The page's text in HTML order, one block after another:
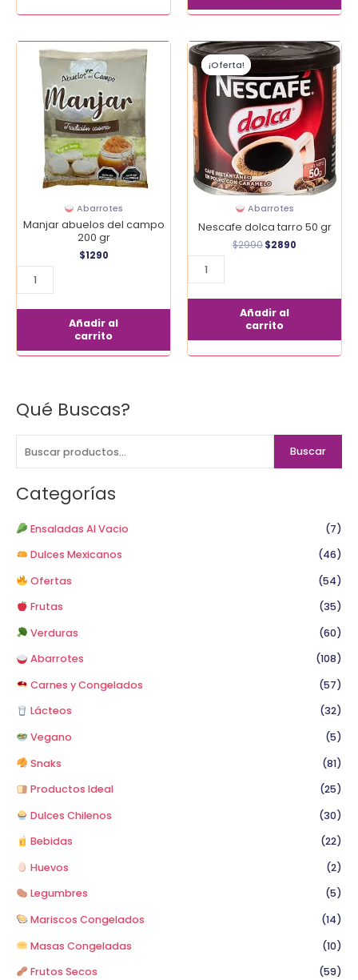
Qué Buscas?
B
c
a
p
:
Buscar
Categorías
Ensaladas Al Vacio
(7)
Dulces Mexicanos
(46)
Ofertas
(54)
Frutas
(35)
Verduras
(60)
Abarrotes
(108)
Carnes y Congelados
(57)
Lácteos
(32)
Vegano
(5)
Snaks
(81)
Productos Ideal
(25)
Dulces Chilenos
(30)
Bebidas
(22)
Huevos
(2)
Legumbres
(5)
Mariscos Congelados
(14)
Masas Congeladas
(10)
Frutos Secos
(59)
Abarrotes
Manjar abuelos del campo
200 gr
$1290
Manjar
abuelos
campo
cantidad
Añadir al
carrito
¡Oferta!
¡Oferta!
Abarrotes
Nescafe dolca tarro 50 gr
$2990
El
precio
original
era:
$2990.
$2890
El
precio
actual
es:
$2890.
Nescafe
dolca
tarro
50
gr
cantidad
Añadir al
carrito